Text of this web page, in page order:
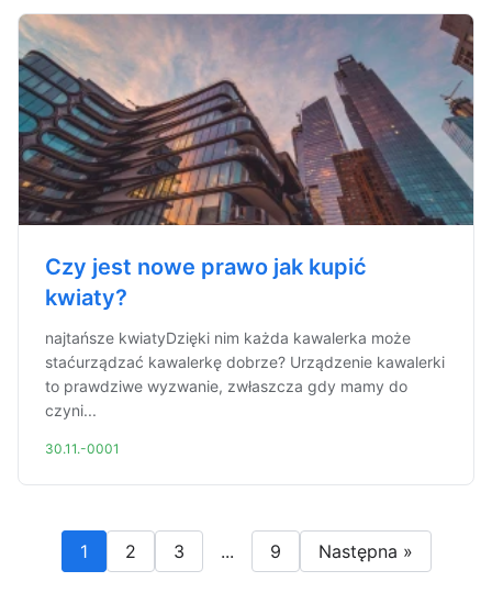
Czy jest nowe prawo jak kupić
kwiaty?
najtańsze kwiatyDzięki nim każda kawalerka może
staćurządzać kawalerkę dobrze? Urządzenie kawalerki
to prawdziwe wyzwanie, zwłaszcza gdy mamy do
czyni...
30.11.-0001
1 2 3 ... 9 Następna »